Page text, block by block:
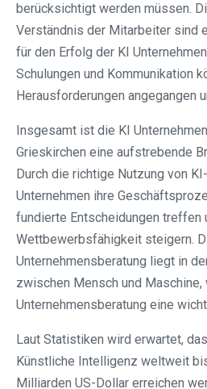
berücksichtigt werden müssen.
Verständnis der Mitarbeiter sind
für den Erfolg der KI
Schulungen und Kommunikation
Herausforderungen angegangen
Insgesamt ist die KI
Grieskirchen eine aufstrebende
Durch die richtige Nutzung von
Unternehmen ihre
fundierte Entscheidungen treffen
Wettbewerbsfähigkeit steigern.
Unternehmensberatung liegt in
zwischen Mensch und Maschine,
Unternehmensberatung eine
Laut Statistiken wird erwartet,
Künstliche Intelligenz weltweit
Milliarden US-Dollar erreichen